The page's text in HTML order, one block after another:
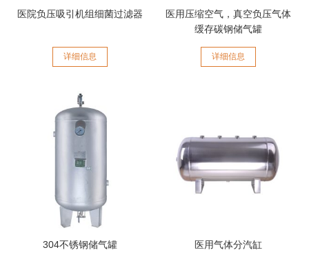
医院负压吸引机组细菌过滤器
详细信息
医用压缩空气，真空负压气体
缓存碳钢储气罐
详细信息
304不锈钢储气罐 医用气体分汽缸